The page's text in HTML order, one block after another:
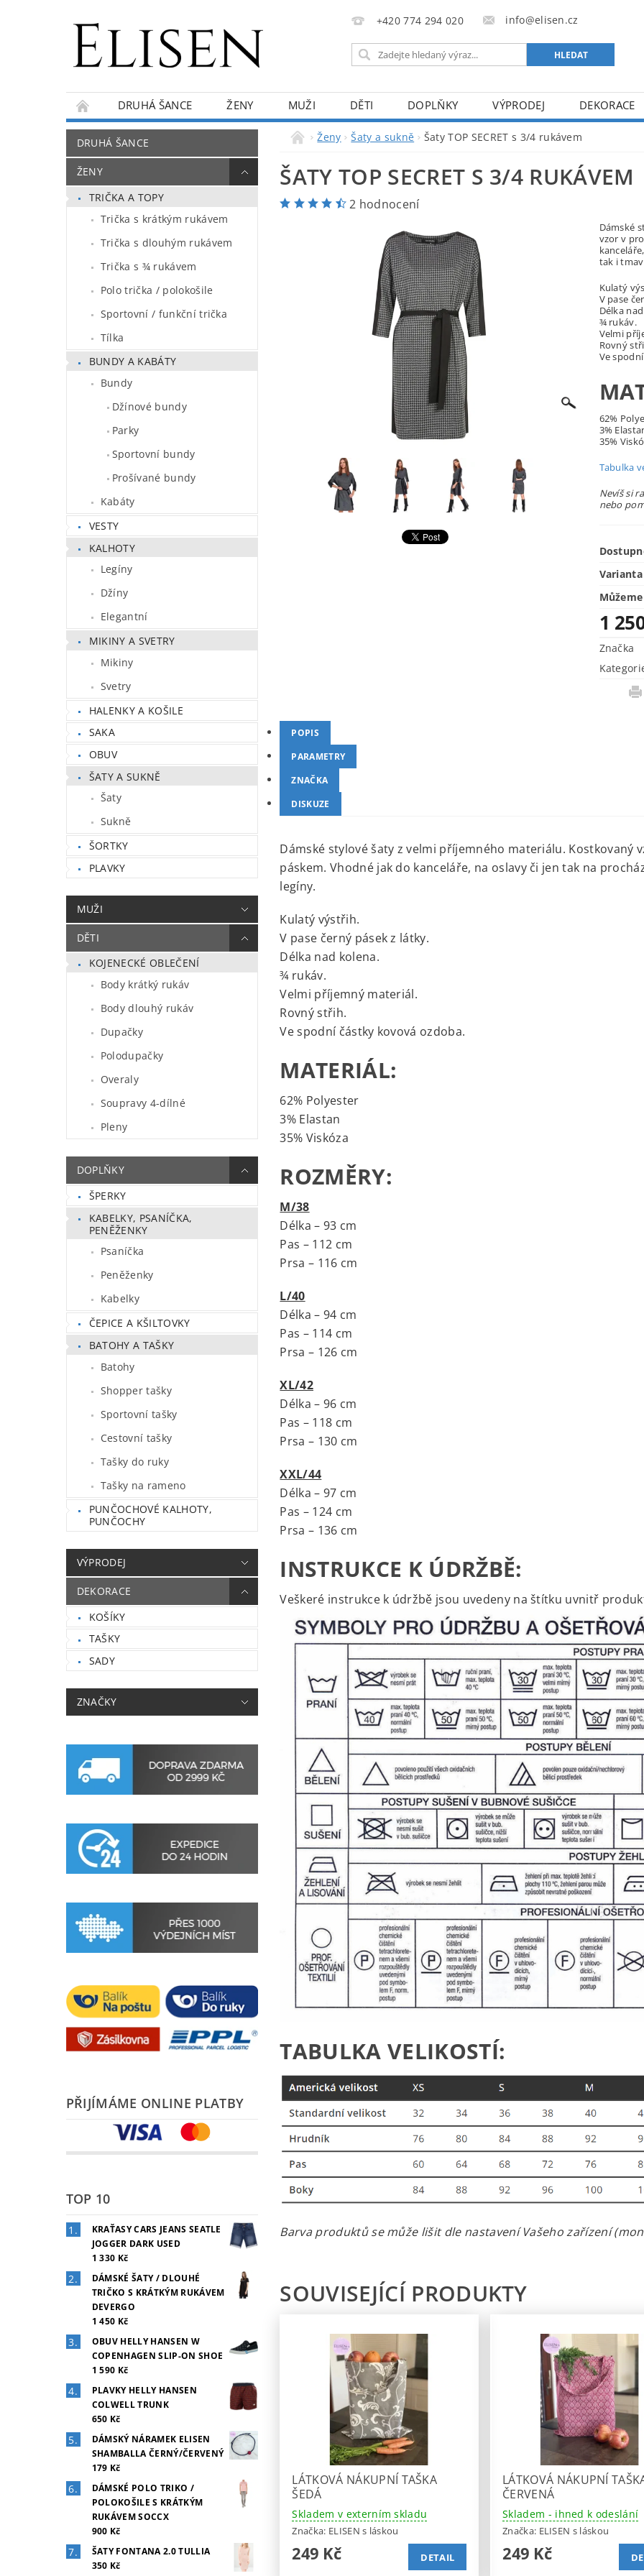
+420 774 294 020 info@elisen.cz
DRUHÁ ŠANCE ŽENY MUŽI DĚTI DOPLŇKY VÝPRODEJ
DEKORACE
KONTAKTY
O NÁS BLOG
DRUHÁ ŠANCE
ŽENY
TRIČKA A TOPY
Trička s krátkým rukávem
Trička s dlouhým rukávem
Trička s ¾ rukávem
Polo trička / polokošile
Sportovní / funkční trička
Tílka
BUNDY A KABÁTY
Bundy
Džínové bundy
Parky
Sportovní bundy
Prošívané bundy
Kabáty
VESTY
KALHOTY
Legíny
Džíny
Elegantní
MIKINY A SVETRY
Mikiny
Svetry
HALENKY A KOŠILE
SAKA
OBUV
ŠATY A SUKNĚ
Šaty
Sukně
ŠORTKY
PLAVKY
MUŽI
DĚTI
KOJENECKÉ OBLEČENÍ
Body krátký rukáv
Body dlouhý rukáv
Dupačky
Polodupačky
Overaly
Soupravy 4-dílné
Pleny
DOPLŇKY
ŠPERKY
KABELKY, PSANÍČKA,
PENĚŽENKY
Psaníčka
Peněženky
Kabelky
ČEPICE A KŠILTOVKY
BATOHY A TAŠKY
Batohy
Shopper tašky
Sportovní tašky
Cestovní tašky
Tašky do ruky
Tašky na rameno
PUNČOCHOVÉ KALHOTY,
PUNČOCHY
VÝPRODEJ
DEKORACE
KOŠÍKY
TAŠKY
SADY
ZNAČKY
PŘIJÍMÁME ONLINE PLATBY
TOP 10
KRAŤASY CARS JEANS SEATLE
JOGGER DARK USED
1 330 Kč
DÁMSKÉ ŠATY / DLOUHÉ
TRIČKO S KRÁTKÝM RUKÁVEM
DEVERGO
1 450 Kč
OBUV HELLY HANSEN W
COPENHAGEN SLIP-ON SHOE
1 590 Kč
PLAVKY HELLY HANSEN
COLWELL TRUNK
650 Kč
DÁMSKÝ NÁRAMEK ELISEN
SHAMBALLA ČERNÝ/ČERVENÝ
179 Kč
DÁMSKÉ POLO TRIKO /
POLOKOŠILE S KRÁTKÝM
RUKÁVEM SOCCX
900 Kč
ŠATY FONTANA 2.0 TULLIA
350 Kč
Ženy Šaty a sukně Šaty TOP SECRET s 3/4 rukávem
ŠATY TOP SECRET S 3/4 RUKÁVEM
2 hodnocení
Dámské
vzor v
tak i
Kulatý
V pase
Délka
¾ rukáv.
Velmi
Rovný
Ve
62%
3%
35%
Tabulka
Nevíš si
nebo
Varianta
1
Značka
POPIS
PARAMETRY
ZNAČKA
DISKUZE
Dámské stylové šaty z velmi příjemného materiálu. Kostkovaný
páskem. Vhodné jak do kanceláře, na oslavy či jen tak na
legíny.
Kulatý výstřih.
V pase černý pásek z látky.
Délka nad kolena.
¾ rukáv.
Velmi příjemný materiál.
Rovný střih.
Ve spodní částky kovová ozdoba.
MATERIÁL:
62% Polyester
3% Elastan
35% Viskóza
ROZMĚRY:
M/38
Délka – 93 cm
Pas – 112 cm
Prsa – 116 cm
L/40
Délka – 94 cm
Pas – 114 cm
Prsa – 126 cm
XL/42
Délka – 96 cm
Pas – 118 cm
Prsa – 130 cm
XXL/44
Délka – 97 cm
Pas – 124 cm
Prsa – 136 cm
INSTRUKCE K ÚDRŽBĚ:
Veškeré instrukce k údržbě jsou uvedeny na štítku uvnitř
TABULKA VELIKOSTÍ:
Barva produktů se může lišit dle nastavení Vašeho zařízení
SOUVISEJÍCÍ PRODUKTY
LÁTKOVÁ NÁKUPNÍ TAŠKA
ŠEDÁ
Skladem v externím skladu
Značka: ELISEN s láskou
249 Kč DETAIL
LÁTKOVÁ NÁKUPNÍ
ČERVENÁ
Skladem - ihned k odeslání
Značka: ELISEN s láskou
249 Kč